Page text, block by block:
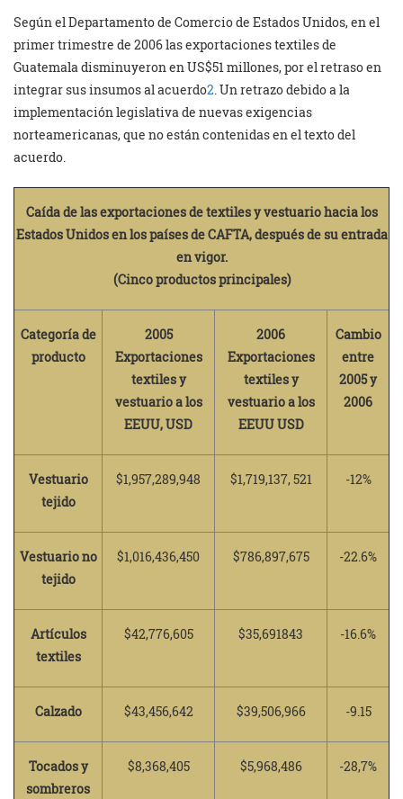
Según el Departamento de Comercio de Estados Unidos, en el
primer trimestre de 2006 las exportaciones textiles de
Guatemala disminuyeron en US$51 millones, por el retraso en
integrar sus insumos al acuerdo2. Un retrazo debido a la
implementación legislativa de nuevas exigencias
norteamericanas, que no están contenidas en el texto del
acuerdo.
Caída de las exportaciones de textiles y vestuario hacia los
Estados Unidos en los países de CAFTA, después de su entrada
en vigor.
(Cinco productos principales)
Categoría de
producto
2005
Exportaciones
textiles y
vestuario a los
EEUU, USD
2006
Exportaciones
textiles y
vestuario a los
EEUU USD
Cambio
entre
2005 y
2006
Vestuario
tejido
$1,957,289,948 $1,719,137, 521 -12%
Vestuario no
tejido
$1,016,436,450 $786,897,675 -22.6%
Artículos
textiles
$42,776,605 $35,691843 -16.6%
Calzado $43,456,642 $39,506,966 -9.15
Tocados y
sombreros
$8,368,405 $5,968,486 -28,7%